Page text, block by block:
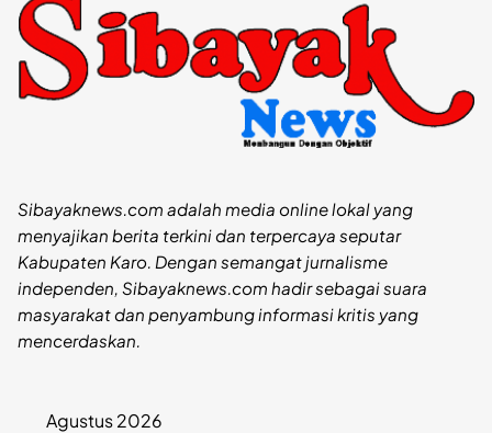
Sibayaknews.com adalah media online lokal yang
menyajikan berita terkini dan terpercaya seputar
Kabupaten Karo. Dengan semangat jurnalisme
independen, Sibayaknews.com hadir sebagai suara
masyarakat dan penyambung informasi kritis yang
mencerdaskan.
Agustus 2026